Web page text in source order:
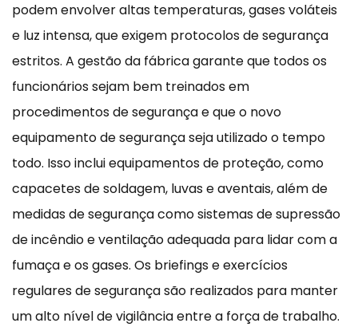
podem envolver altas temperaturas, gases voláteis
e luz intensa, que exigem protocolos de segurança
estritos. A gestão da fábrica garante que todos os
funcionários sejam bem treinados em
procedimentos de segurança e que o novo
equipamento de segurança seja utilizado o tempo
todo. Isso inclui equipamentos de proteção, como
capacetes de soldagem, luvas e aventais, além de
medidas de segurança como sistemas de supressão
de incêndio e ventilação adequada para lidar com a
fumaça e os gases. Os briefings e exercícios
regulares de segurança são realizados para manter
um alto nível de vigilância entre a força de trabalho.